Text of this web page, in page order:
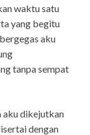
waktu satu
yang begitu
aku
tanpa sempat
aku dikejutkan
dengan